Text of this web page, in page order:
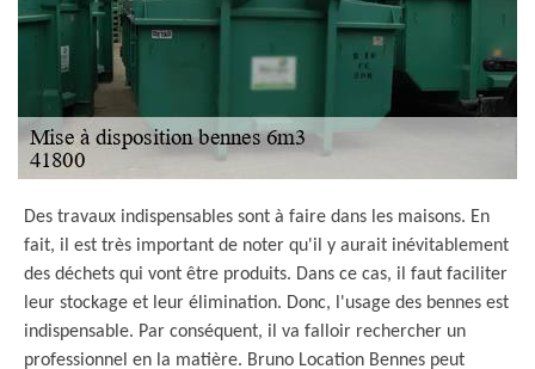
Des travaux indispensables sont à faire dans les maisons. En
fait, il est très important de noter qu'il y aurait inévitablement
des déchets qui vont être produits. Dans ce cas, il faut faciliter
leur stockage et leur élimination. Donc, l'usage des bennes est
indispensable. Par conséquent, il va falloir rechercher un
professionnel en la matière. Bruno Location Bennes peut